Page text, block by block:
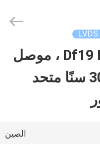
مجموعة كبل Df19 LVDS ، موصل
عرض lvds ذو 30 سنًا متحد
الصين